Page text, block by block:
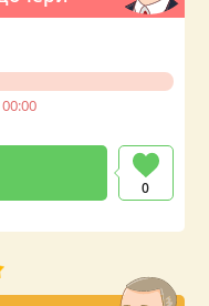
00:00
0